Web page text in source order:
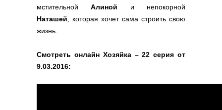
мстительнойАлиной и непокорной
Наташей , которая хочет сама строить свою
жизнь.
Смотреть онлайн Хозяйка – 22 серия от
9.03.2016: